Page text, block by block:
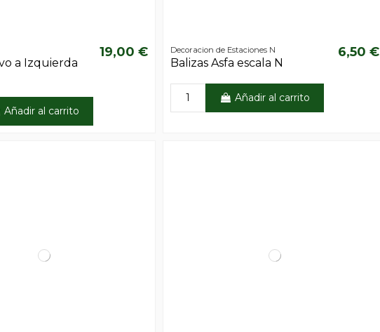
a Izquierda
19,00 €
Añadir al carrito
Decoracion de Estaciones N
Balizas Asfa escala N
6,50 €
Añadir al carrito